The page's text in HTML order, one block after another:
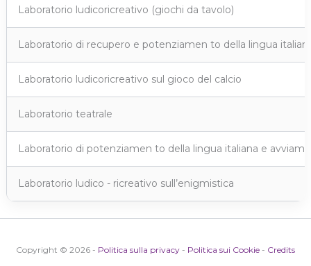
Laboratorio ludicoricreativo (giochi da tavolo)
Laboratorio di recupero e potenziamen to della lingua
Laboratorio ludicoricreativo sul gioco del calcio
Laboratorio teatrale
Laboratorio di potenziamen to della lingua italiana e
Laboratorio ludico - ricreativo sull’enigmistica
Copyright © 2026 - Politica sulla privacy - Politica sui Cookie - Credits